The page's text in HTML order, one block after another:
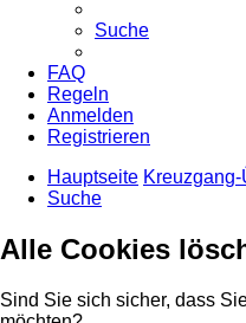
Suche
FAQ
Regeln
Anmelden
Registrieren
Hauptseite
Suche
Alle Cookies
Sind Sie sich sicher, dass